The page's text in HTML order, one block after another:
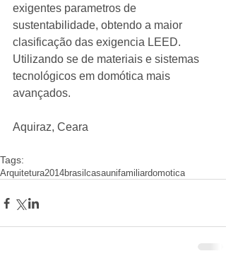
exigentes parametros de
sustentabilidade, obtendo a maior
clasificação das exigencia LEED.
Utilizando se de materiais e sistemas
tecnológicos em domótica mais
avançados.
Aquiraz, Ceara
Tags:
Arquitetura2014brasil casaunifamiliardomotica